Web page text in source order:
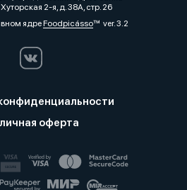
2-я, д. 38А, стр. 26
ядреFoodpicássover. 3.2
оферта